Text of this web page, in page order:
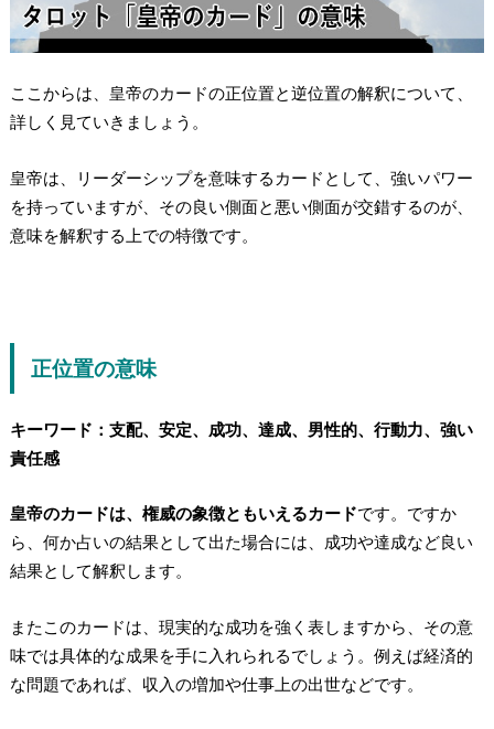
ここからは、皇帝のカードの正位置と逆位置の解釈について、
詳しく見ていきましょう。
皇帝は、 リーダーシップを意味するカード として、強いパワー
を持っていますが、その良い側面と悪い側面が交錯するのが、
意味を解釈する上での特徴です。
正位置の意味
キーワード：支配、安定、成功、達成、男性的、行動力、強い
責任感
皇帝のカードは、権威の象徴ともいえるカードです。ですか
ら、何か占いの結果として出た場合には、 成功や達成など良い
結果として解釈します。
またこのカードは、現実的な成功を強く表しますから、その意
味では具体的な成果を手に入れられるでしょう。例えば経済的
な問題であれば、収入の増加や仕事上の出世などです。